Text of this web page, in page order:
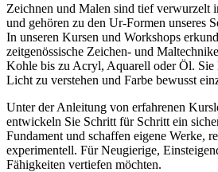
Zeichnen und Malen sind tief verwurzelt
und gehören zu den Ur-Formen unseres
In unseren Kursen und Workshops
zeitgenössische Zeichen- und
Kohle bis zu Acryl, Aquarell oder Öl. Sie
Licht zu verstehen und Farbe bewusst
Unter der Anleitung von erfahrenen
entwickeln Sie Schritt für Schritt ein
Fundament und schaffen eigene Werke,
experimentell. Für Neugierige,
Fähigkeiten vertiefen möchten.